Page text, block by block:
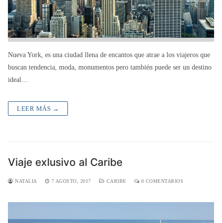
Nueva York, es una ciudad llena de encantos que atrae a los viajeros que
buscan tendencia, moda, monumentos pero también puede ser un destino
ideal…
LEER MÁS →
Viaje exlusivo al Caribe
NATALIA 7 AGOSTO, 2017 CARIBE 0 COMENTARIOS